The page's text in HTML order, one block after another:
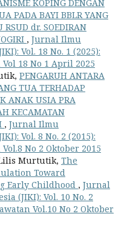
KOPING DENGAN
PADA BAYI BBLR YANG
dr. SOEDIRAN
, Jurnal Ilmu
Vol. 18 No. 1 (2025):
18 No 1 April 2025
PENGARUH ANTARA
TUA TERHADAP
ANAK USIA PRA
KECAMATAN
, Jurnal Ilmu
Vol. 8 No. 2 (2015):
No 2 Oktober 2015
Murtutik, The
Toward
Early Childhood , Jurnal
(JIKI): Vol. 10 No. 2
Vol.10 No 2 Oktober